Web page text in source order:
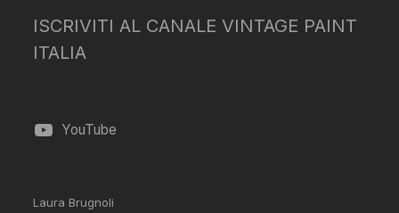
ISCRIVITI AL CANALE VINTAGE PAINT
ITALIA
YouTube
Laura Brugnoli